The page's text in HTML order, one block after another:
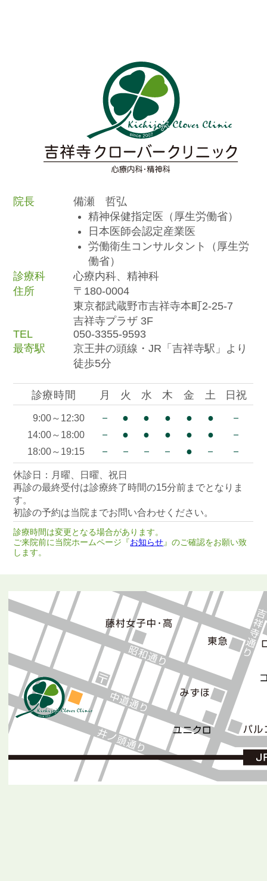
院長
備瀬 哲弘
精神保健指定医（厚生労働省）
日本医師会認定産業医
労働衛生コンサルタント（厚生労
働省）
診療科
心療内科、精神科
住所
〒180-0004
東京都武蔵野市吉祥寺本町2-25-7
吉祥寺プラザ 3F
TEL
050-3355-9593
最寄駅
京王井の頭線・JR「吉祥寺駅」より
徒歩5分
休診日：月曜、日曜、祝日
再診の最終受付は診療終了時間の15分前までとなりま
す。
初診の予約は当院までお問い合わせください。
診療時間 月 火 水 木 金 土 日祝
9:00～12:30 － ● ● ● ● ● －
14:00～18:00 － ● ● ● ● ● －
18:00～19:15 － － － － ● － －
診療時間は変更となる場合があります。
ご来院前に当院ホームページ『お知らせ 』のご確認をお願い致
します。